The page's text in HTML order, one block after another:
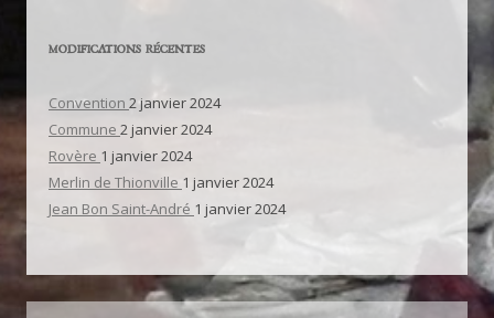
MODIFICATIONS RÉCENTES
Convention 2 janvier 2024
Commune 2 janvier 2024
Rovère 1 janvier 2024
Merlin de Thionville 1 janvier 2024
Jean Bon Saint-André 1 janvier 2024